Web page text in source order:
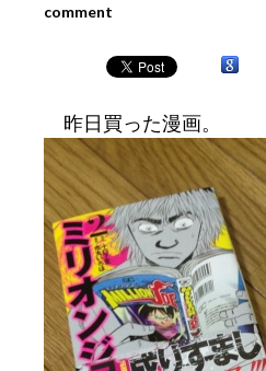
comment
昨日買った漫画。